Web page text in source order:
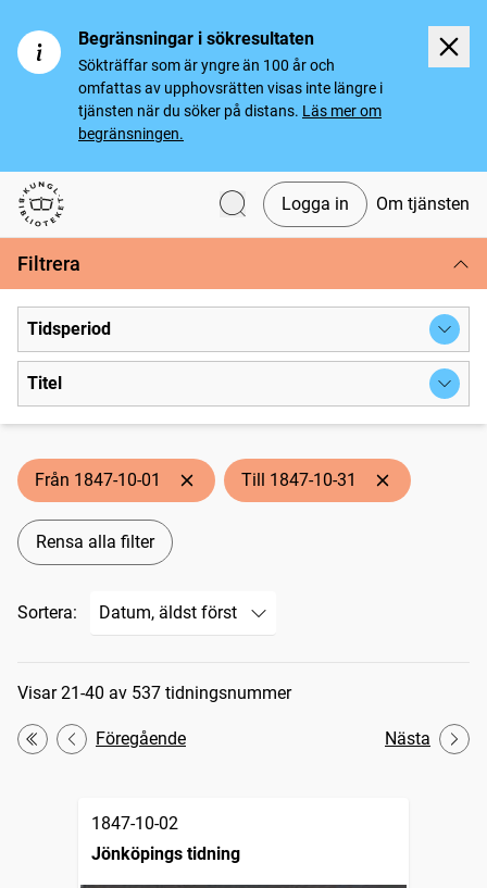
Begränsningar i sökresultaten
Sökträffar som är yngre än 100 år och
omfattas av upphovsrätten visas inte längre i
tjänsten när du söker på distans. Läs mer om
begränsningen.
Svenska tidningar
Logga in Om tjänsten
Filtrera
Tidsperiod
Titel
Från 1847-10-01 Till 1847-10-31
Rensa alla filter
Sortera:
Sökresultat
Visar 21-40 av 537 tidningsnummer
Första
Föregående Nästa
1847-10-02
Jönköpings tidning